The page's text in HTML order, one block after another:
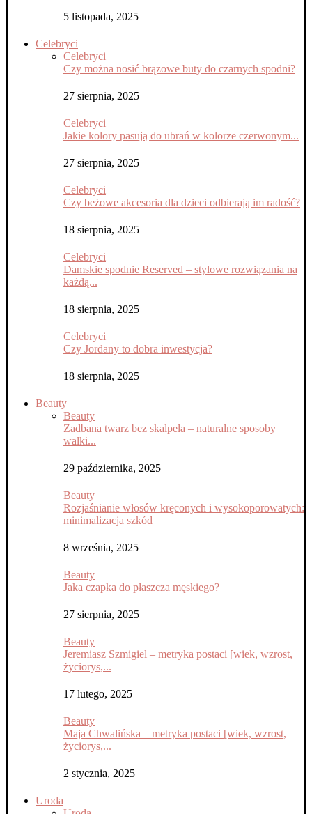
5 listopada, 2025
Celebryci
Celebryci
Czy można nosić brązowe buty do czarnych spodni?
27 sierpnia, 2025
Celebryci
Jakie kolory pasują do ubrań w kolorze czerwonym...
27 sierpnia, 2025
Celebryci
Czy beżowe akcesoria dla dzieci odbierają im radość?
18 sierpnia, 2025
Celebryci
Damskie spodnie Reserved – stylowe rozwiązania na
każdą...
18 sierpnia, 2025
Celebryci
Czy Jordany to dobra inwestycja?
18 sierpnia, 2025
Beauty
Beauty
Zadbana twarz bez skalpela – naturalne sposoby
walki...
29 października, 2025
Beauty
Rozjaśnianie włosów kręconych i wysokoporowatych:
minimalizacja szkód
8 września, 2025
Beauty
Jaka czapka do płaszcza męskiego?
27 sierpnia, 2025
Beauty
Jeremiasz Szmigiel – metryka postaci [wiek, wzrost,
życiorys,...
17 lutego, 2025
Beauty
Maja Chwalińska – metryka postaci [wiek, wzrost,
życiorys,...
2 stycznia, 2025
Uroda